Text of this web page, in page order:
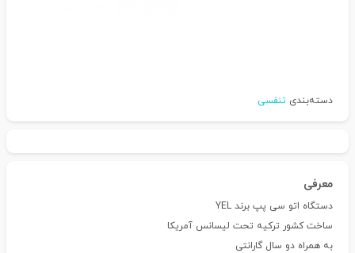
دسته‌بندی تنفسی
معرفی
دستگاه اتو سی پپ برند YEL
ساخت کشور ترکیه تحت لیسانس آمریکا
به همراه دو سال گارانتی